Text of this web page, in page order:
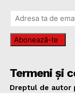
Abonează-te
Termeni și
Dreptul de autor